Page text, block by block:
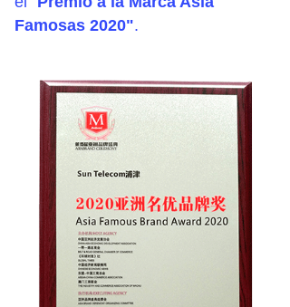
Famosas 2020".